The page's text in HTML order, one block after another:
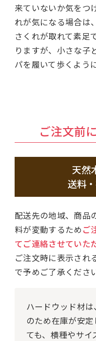
来ていないか気をつ
れが気になる場合は
さくれが取れて素足
りますが、小さな子
パを履いて歩くよう
ご注文前
天然
送料
配送先の地域、商品
料が変動するため ご
てご連絡させていた
ご注文時に表示され
で予めご了承くださ
ハードウッド材
のため在庫が安
ても、横種やサイ